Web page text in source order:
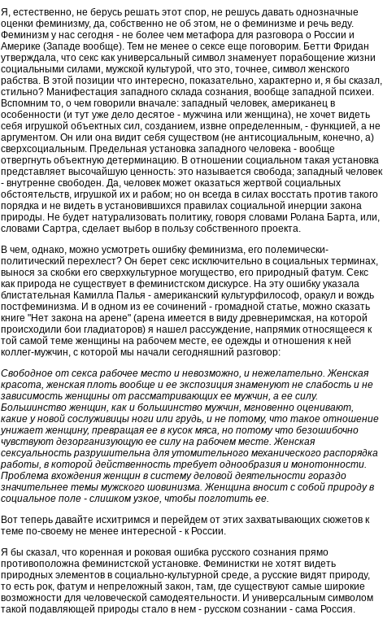
Я, естественно, не берусь решать этот спор, не решусь давать однозначные
оценки феминизму, да, собственно не об этом, не о феминизме и речь веду.
Феминизм у нас сегодня - не более чем метафора для разговора о России и
Америке (Западе вообще). Тем не менее о сексе еще поговорим. Бетти Фридан
утверждала, что секс как универсальный символ знаменует порабощение жизни
социальными силами, мужской культурой, что это, точнее, символ женского
рабства. В этой позиции что интересно, показательно, характерно и, я бы сказал,
стильно? Манифестация западного склада сознания, вообще западной психеи.
Вспомним то, о чем говорили вначале: западный человек, американец в
особенности (и тут уже дело десятое - мужчина или женщина), не хочет видеть
себя игрушкой объектных сил, созданием, извне определенным, - функцией, а не
аргументом. Он или она видит себя существом (не антисоциальным, конечно, а)
сверхсоциальным. Предельная установка западного человека - вообще
отвергнуть объектную детерминацию. В отношении социальном такая установка
представляет высочайшую ценность: это называется свобода; западный человек
- внутренне свободен. Да, человек может оказаться жертвой социальных
обстоятельств, игрушкой их и рабом; но он всегда в силах восстать против такого
порядка и не видеть в установившихся правилах социальной инерции закона
природы. Не будет натурализовать политику, говоря словами Ролана Барта, или,
словами Сартра, сделает выбор в пользу собственного проекта.
В чем, однако, можно усмотреть ошибку феминизма, его полемически-
политический перехлест? Он берет секс исключительно в социальных терминах,
вынося за скобки его сверхкультурное могущество, его природный фатум. Секс
как природа не существует в феминистском дискурсе. На эту ошибку указала
блистательная Камилла Палья - американский культурфилософ, оракул и вождь
постфеминизма. И в одном из ее сочинений - громадной статье, можно сказать
книге "Нет закона на арене" (арена имеется в виду древнеримская, на которой
происходили бои гладиаторов) я нашел рассуждение, напрямик относящееся к
той самой теме женщины на рабочем месте, ее одежды и отношения к ней
коллег-мужчин, с которой мы начали сегодняшний разговор:
Свободное от секса рабочее место и невозможно, и нежелательно. Женская
красота, женская плоть вообще и ее экспозиция знаменуют не слабость и не
зависимость женщины от рассматривающих ее мужчин, а ее силу.
Большинство женщин, как и большинство мужчин, мгновенно оценивают,
какие у новой сослуживицы ноги или грудь, и не потому, что такое отношение
унижает женщину, превращая ее в кусок мяса, но потому что безошибочно
чувствуют дезорганизующую ее силу на рабочем месте. Женская
сексуальность разрушительна для утомительного механического распорядка
работы, в которой действенность требует однообразия и монотонности.
Проблема вхождения женщин в систему деловой деятельности гораздо
значительнее темы мужского шовинизма. Женщина вносит с собой природу в
социальное поле - слишком узкое, чтобы поглотить ее.
Вот теперь давайте исхитримся и перейдем от этих захватывающих сюжетов к
теме по-своему не менее интересной - к России.
Я бы сказал, что коренная и роковая ошибка русского сознания прямо
противоположна феминистской установке. Феминистки не хотят видеть
природных элементов в социально-культурной среде, а русские видят природу,
то есть рок, фатум и непреложный закон, там, где существуют самые широкие
возможности для человеческой самодеятельности. И универсальным символом
такой подавляющей природы стало в нем - русском сознании - сама Россия.